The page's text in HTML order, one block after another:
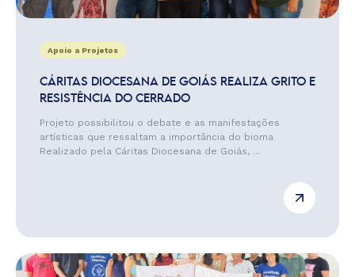
Apoio a Projetos
CÁRITAS DIOCESANA DE GOIÁS REALIZA GRITO E
RESISTÊNCIA DO CERRADO
Projeto possibilitou o debate e as manifestações
artísticas que ressaltam a importância do bioma
Realizado pela Cáritas Diocesana de Goiás, ...